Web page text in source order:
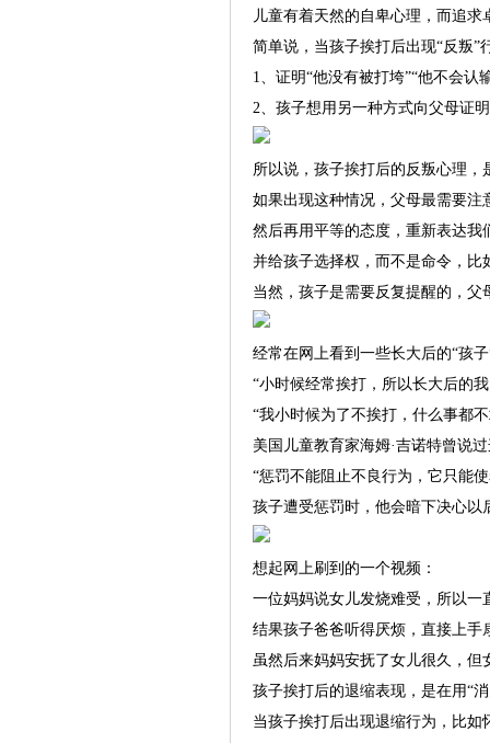
儿童有着天然的自卑心理，而追
简单说，当孩子挨打后出现“反叛
1、证明“他没有被打垮”“他不会认
2、孩子想用另一种方式向父母证
所以说，孩子挨打后的反叛心理
如果出现这种情况，父母最需要
然后再用平等的态度，重新表达我
并给孩子选择权，而不是命令，比
当然，孩子是需要反复提醒的，
经常在网上看到一些长大后的“孩
“小时候经常挨打，所以长大后的
“我小时候为了不挨打，什么事都
美国儿童教育家海姆·吉诺特曾说
“惩罚不能阻止不良行为，它只能
孩子遭受惩罚时，他会暗下决心以
想起网上刷到的一个视频：
一位妈妈说女儿发烧难受，所以一
结果孩子爸爸听得厌烦，直接上手
虽然后来妈妈安抚了女儿很久，
孩子挨打后的退缩表现，是在用“
当孩子挨打后出现退缩行为，比